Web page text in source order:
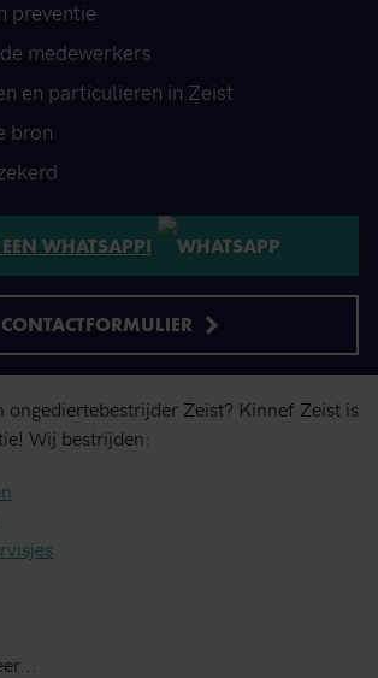
preventie
medewerkers
en particulieren in Zeist
bron
WHATSAPP!
CONTACTFORMULIER
ongediertebestrijder Zeist? Kinnef Zeist is
Wij bestrijden: